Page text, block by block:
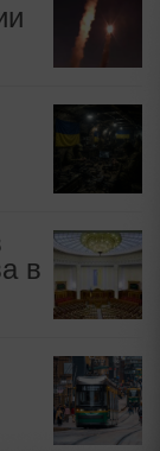
в